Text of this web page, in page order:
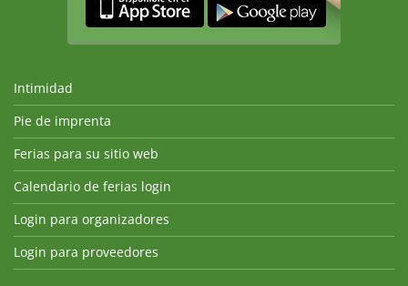
Intimidad
Pie de imprenta
Ferias para su sitio web
Calendario de ferias login
Login para organizadores
Login para proveedores